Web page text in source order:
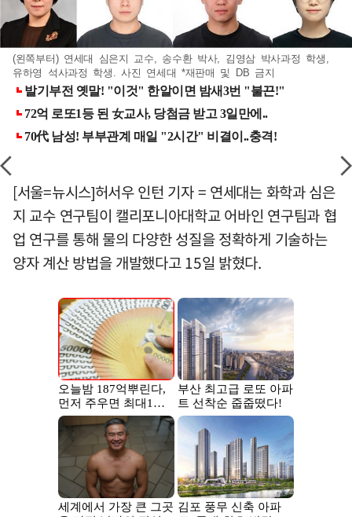
(왼쪽부터) 연세대 심은지 교수, 송수환 박사, 김영삼 박사과정 학생,
유하영 석사과정 학생. 사진 연세대 *재판매 및 DB 금지
[서울=뉴시스]허서우 인턴 기자 = 연세대는 화학과 심은
지 교수 연구팀이 캘리포니아대학교 어바인 연구팀과 협
업 연구를 통해 물의 다양한 성질을 정확하게 기술하는
양자 계산 방법을 개발했다고 15일 밝혔다.